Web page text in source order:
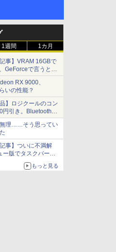
1週間 1カ月
事】VRAM 16GBで
GeForceで言うとど
RX 9000、
いの性能？
】ロジクールのコン
引き。Bluetoothで3
無理……そう思ってい
事】ついに不満解
ー版でタスクバーの
もっと見る